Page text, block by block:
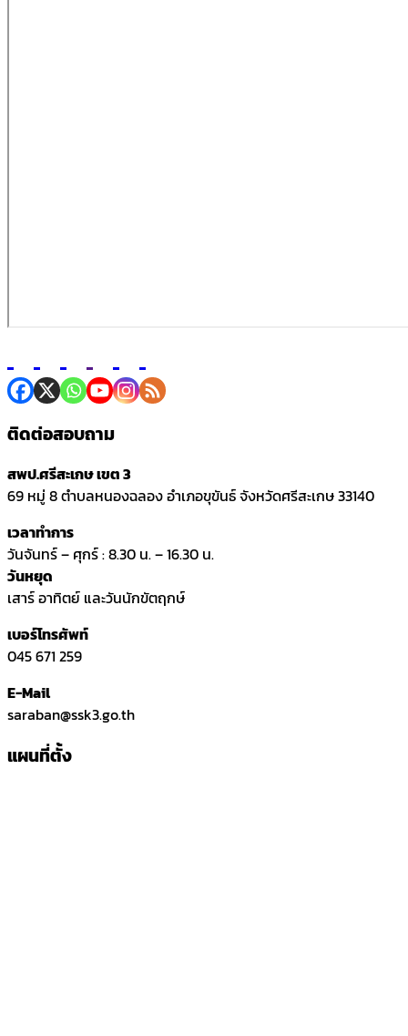
ติดต่อสอบถาม
สพป.ศรีสะเกษ เขต 3
69 หมู่ 8 ตำบลหนองฉลอง อำเภอขุขันธ์ จังหวัดศรีสะเกษ 33140
เวลาทำการ
วันจันทร์ – ศุกร์ : 8.30 น. – 16.30 น.
วันหยุด
เสาร์ อาทิตย์ และวันนักขัตฤกษ์
เบอร์โทรศัพท์
045 671 259
E-Mail
saraban@ssk3.go.th
แผนที่ตั้ง